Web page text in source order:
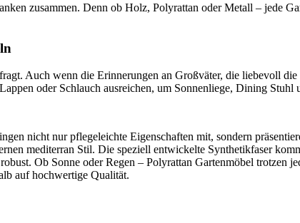
zusammen. Denn ob Holz, Polyrattan oder Metall – jede
Auch wenn die Erinnerungen an Großväter, die liebevoll
oder Schlauch ausreichen, um Sonnenliege, Dining Stuhl
nicht nur pflegeleichte Eigenschaften mit, sondern
mediterran Stil. Die speziell entwickelte Synthetikfaser
Ob Sonne oder Regen – Polyrattan Gartenmöbel trotzen
auf hochwertige Qualität.